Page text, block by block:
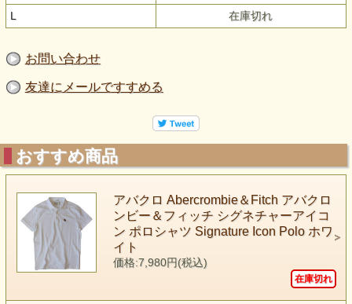
L
在庫切れ
お問い合わせ
友達にメールですすめる
おすすめ商品
アバクロ Abercrombie＆Fitch アバクロ
ンビー＆フィッチ シグネチャーアイコ
ン ポロシャツ Signature Icon Polo ホワ
イト
価格:7,980円(税込)
在庫切れ